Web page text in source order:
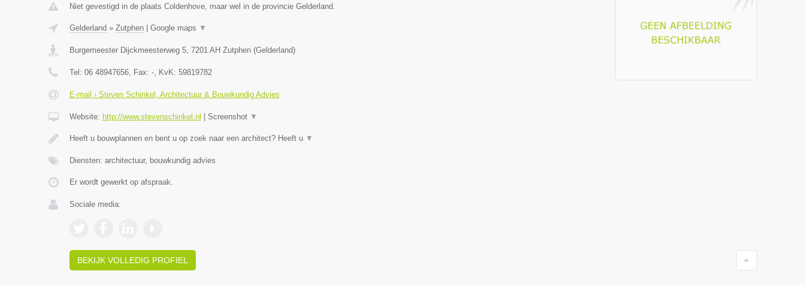
Niet gevestigd in de plaats Coldenhove, maar wel in de provincie Gelderland.
Gelderland » Zutphen| Google maps ▼
Burgemeester Dijckmeesterweg 5, 7201 AH Zutphen(Gelderland)
Tel: 06 48947656, Fax: -, KvK: 59819782
E-mail › Steven Schinkel, Architectuur & Bouwkundig Advies
Website: http://www.stevenschinkel.nl Screenshot ▼
Heeft u bouwplannen en bent u op zoek naar een architect? Heeft u ▼
Diensten: architectuur, bouwkundig advies
Er wordt gewerkt op afspraak.
Sociale media:
BEKIJK VOLLEDIG PROFIEL